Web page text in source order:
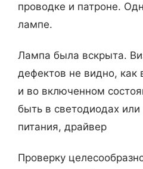
проводке и патроне.
лампе.
Лампа была вскрыта.
дефектов не видно,
и во включенном
быть в светодиодах
питания, драйвер
Проверку